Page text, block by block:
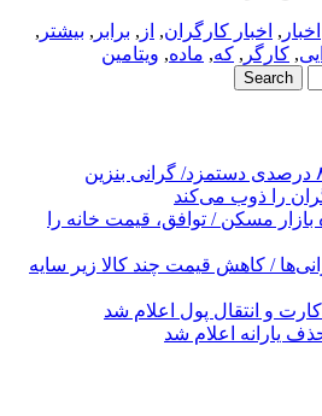
اخبار , اخبار کارگران, از , برابر , بیشتر ,
, کارگر , که, ماده, ویتامین
عقب‌ماندگی ۶۸ تا ۸۳ درصدی دستمزد/ گرانی بنزین
را ذوب می‌کند
بازار مسکن / توافق، قیمت خانه را
/ کاهش قیمت چند کالا زیر سایه
و انتقال پول اعلام شد
یارانه اعلام شد